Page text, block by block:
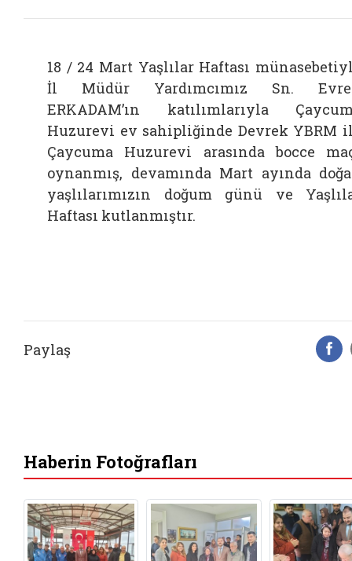
18 / 24 Mart Yaşlılar Haftası
İl Müdür Yardımcımız Sn.
ERKADAM’ın katılımlarıyla
Huzurevi ev sahipliğinde Devrek YBRM
Çaycuma Huzurevi arasında bocce
oynanmış, devamında Mart ayında
yaşlılarımızın doğum günü ve
Haftası kutlanmıştır.
Paylaş
Haberin Fotoğrafları